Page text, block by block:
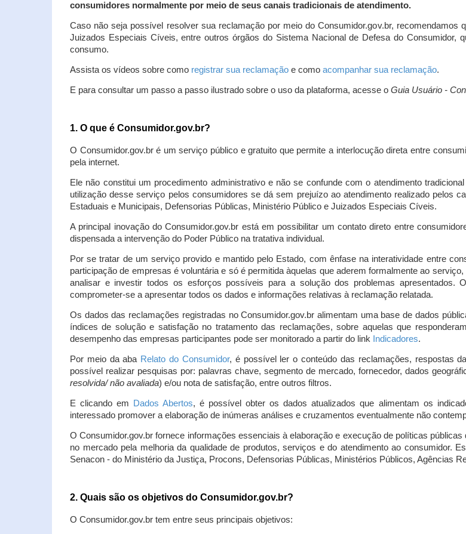
consumidores normalmente por meio de seus canais tradicionais de atendimento.
Caso não seja possível resolver sua reclamação por meio do Consumidor.gov.br,
Juizados Especiais Cíveis, entre outros órgãos do Sistema Nacional de Defesa do Consumidor,
consumo.
Assista os vídeos sobre como registrar sua reclamação e como acompanhar sua reclamação.
E para consultar um passo a passo ilustrado sobre o uso da plataforma, acesse o Guia Usuário -
1. O que é Consumidor.gov.br?
O Consumidor.gov.br é um serviço público e gratuito que permite a interlocução direta entre
pela internet.
Ele não constitui um procedimento administrativo e não se confunde com o atendimento
utilização desse serviço pelos consumidores se dá sem prejuízo ao atendimento realizado pelos
Estaduais e Municipais, Defensorias Públicas, Ministério Público e Juizados Especiais Cíveis.
A principal inovação do Consumidor.gov.br está em possibilitar um contato direto entre
dispensada a intervenção do Poder Público na tratativa individual.
Por se tratar de um serviço provido e mantido pelo Estado, com ênfase na interatividade entre
participação de empresas é voluntária e só é permitida àquelas que aderem formalmente ao
analisar e investir todos os esforços possíveis para a solução dos problemas apresentados.
comprometer-se a apresentar todos os dados e informações relativas à reclamação relatada.
Os dados das reclamações registradas no Consumidor.gov.br alimentam uma base de dados
índices de solução e satisfação no tratamento das reclamações, sobre aquelas que
desempenho das empresas participantes pode ser monitorado a partir do link
Indicadores.
Por meio da aba Relato do Consumidor, é possível ler o conteúdo das reclamações, respostas
possível realizar pesquisas por: palavras chave, segmento de mercado, fornecedor, dados
resolvida/ não avaliada) e/ou nota de satisfação, entre outros filtros.
E clicando em Dados Abertos, é possível obter os dados atualizados que alimentam os
interessado promover a elaboração de inúmeras análises e cruzamentos eventualmente não
O Consumidor.gov.br fornece informações essenciais à elaboração e execução de políticas
no mercado pela melhoria da qualidade de produtos, serviços e do atendimento ao consumidor.
Senacon - do Ministério da Justiça, Procons, Defensorias Públicas, Ministérios Públicos, Agências
2. Quais são os objetivos do Consumidor.gov.br?
O Consumidor.gov.br tem entre seus principais objetivos: